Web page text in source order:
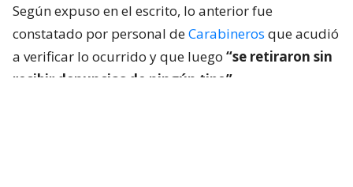
Según expuso en el escrito, lo anterior fue
constatado por personal deCarabineros que acudió
a verificar lo ocurrido y que luego “se retiraron sin
recibir denuncias de ningún tipo”.